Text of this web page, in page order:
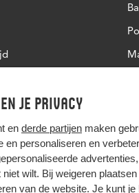
je privacy
en derde partijen maken
en personaliseren en
niet wilt. Bij weigeren
van de website. Je kunt